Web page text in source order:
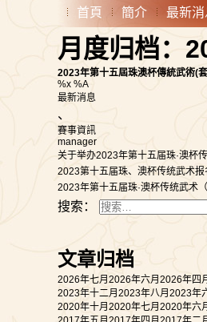
首頁 簡介 最新消
月度归档：
2023年第十五屆珠澳杯傳統武術(
%x %A
最新消息
、
賽事資訊
manager
关于举办2023年第十五届珠·澳杯
2023第十五届珠、澳杯传统武术报
2023年第十五届珠·澳杯传统武术
搜索：
文章归档
2026年七月 2026年六月 2026年四
2023年十二月 2023年八月 2023年
2020年十月 2020年七月 2020年六